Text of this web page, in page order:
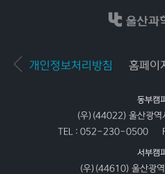
동부캠
(우)(44022) 울산광역
TEL : 052-230-0500
서부캠
(우)(44610) 울산광
개인정보처리방침 홈페이